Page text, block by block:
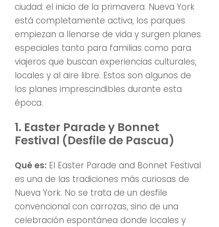
ciudad: el inicio de la primavera. Nueva York
está completamente activa, los parques
empiezan a llenarse de vida y surgen planes
especiales tanto para familias como para
viajeros que buscan experiencias culturales,
locales y al aire libre. Estos son algunos de
los planes imprescindibles durante esta
época.
1. Easter Parade y Bonnet
Festival (Desfile de Pascua)
Qué es: El Easter Parade and Bonnet Festival
es una de las tradiciones más curiosas de
Nueva York. No se trata de un desfile
convencional con carrozas, sino de una
celebración espontánea donde locales y